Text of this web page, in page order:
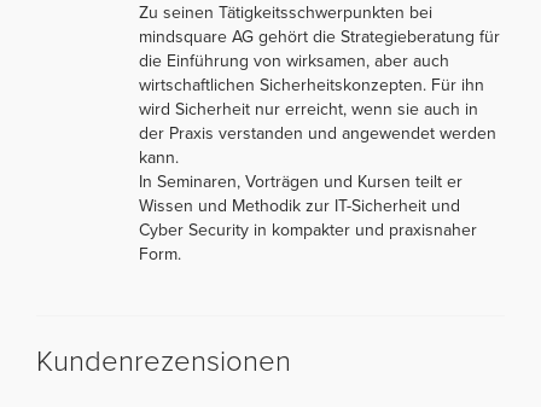
Zu seinen Tätigkeitsschwerpunkten bei
mindsquare AG gehört die Strategieberatung für
die Einführung von wirksamen, aber auch
wirtschaftlichen Sicherheitskonzepten. Für ihn
wird Sicherheit nur erreicht, wenn sie auch in
der Praxis verstanden und angewendet werden
kann.
In Seminaren, Vorträgen und Kursen teilt er
Wissen und Methodik zur IT-Sicherheit und
Cyber Security in kompakter und praxisnaher
Form.
Kundenrezensionen